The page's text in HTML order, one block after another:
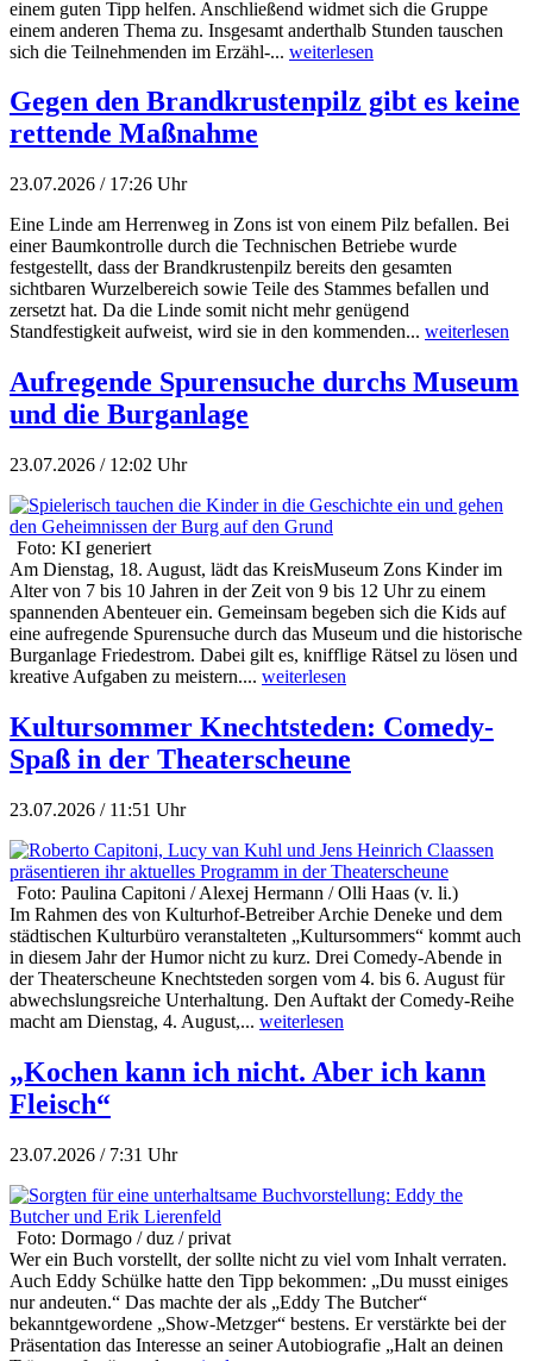
einem guten Tipp helfen. Anschließend widmet sich die Gruppe
einem anderen Thema zu. Insgesamt anderthalb Stunden tauschen
sich die Teilnehmenden im Erzähl-... weiterlesen
Gegen den Brandkrustenpilz gibt es keine
rettende Maßnahme
23.07.2026 / 17:26 Uhr
Eine Linde am Herrenweg in Zons ist von einem Pilz befallen. Bei
einer Baumkontrolle durch die Technischen Betriebe wurde
festgestellt, dass der Brandkrustenpilz bereits den gesamten
sichtbaren Wurzelbereich sowie Teile des Stammes befallen und
zersetzt hat. Da die Linde somit nicht mehr genügend
Standfestigkeit aufweist, wird sie in den kommenden... weiterlesen
Aufregende Spurensuche durchs Museum
und die Burganlage
23.07.2026 / 12:02 Uhr
Foto: KI generiert
Am Dienstag, 18. August, lädt das KreisMuseum Zons Kinder im
Alter von 7 bis 10 Jahren in der Zeit von 9 bis 12 Uhr zu einem
spannenden Abenteuer ein. Gemeinsam begeben sich die Kids auf
eine aufregende Spurensuche durch das Museum und die historische
Burganlage Friedestrom. Dabei gilt es, knifflige Rätsel zu lösen und
kreative Aufgaben zu meistern.... weiterlesen
Kultursommer Knechtsteden: Comedy-
Spaß in der Theaterscheune
23.07.2026 / 11:51 Uhr
Foto: Paulina Capitoni / Alexej Hermann / Olli Haas (v. li.)
Im Rahmen des von Kulturhof-Betreiber Archie Deneke und dem
städtischen Kulturbüro veranstalteten „Kultursommers“ kommt auch
in diesem Jahr der Humor nicht zu kurz. Drei Comedy-Abende in
der Theaterscheune Knechtsteden sorgen vom 4. bis 6. August für
abwechslungsreiche Unterhaltung. Den Auftakt der Comedy-Reihe
macht am Dienstag, 4. August,... weiterlesen
„Kochen kann ich nicht. Aber ich kann
Fleisch“
23.07.2026 / 7:31 Uhr
Foto: Dormago / duz / privat
Wer ein Buch vorstellt, der sollte nicht zu viel vom Inhalt verraten.
Auch Eddy Schülke hatte den Tipp bekommen: „Du musst einiges
nur andeuten.“ Das machte der als „Eddy The Butcher“
bekanntgewordene „Show-Metzger“ bestens. Er verstärkte bei der
Präsentation das Interesse an seiner Autobiografie „Halt an deinen